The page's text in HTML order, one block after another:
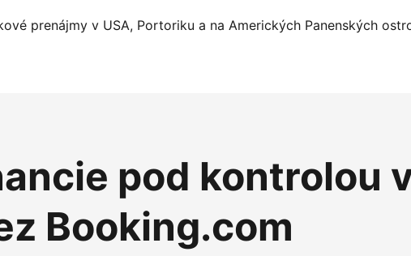
prenájmy v USA, Portoriku a na Amerických Panenských
pod kontrolou
Booking.com